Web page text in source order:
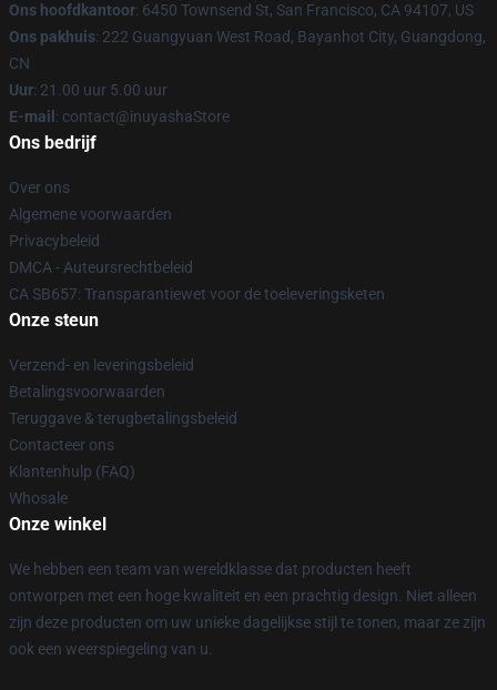
Ons hoofdkantoor: 6450 Townsend St, San Francisco, CA 94107, US
Ons pakhuis: 222 Guangyuan West Road, Bayanhot City, Guangdong,
CN
Uur: 21.00 uur 5.00 uur
E-mail : contact@inuyashaStore
Ons bedrijf
Over ons
Algemene voorwaarden
Privacybeleid
DMCA - Auteursrechtbeleid
CA SB657: Transparantiewet voor de toeleveringsketen
Onze steun
Verzend- en leveringsbeleid
Betalingsvoorwaarden
Teruggave & terugbetalingsbeleid
Contacteer ons
Klantenhulp (FAQ)
Whosale
Onze winkel
We hebben een team van wereldklasse dat producten heeft
ontworpen met een hoge kwaliteit en een prachtig design. Niet alleen
zijn deze producten om uw unieke dagelijkse stijl te tonen, maar ze zijn
ook een weerspiegeling van u.